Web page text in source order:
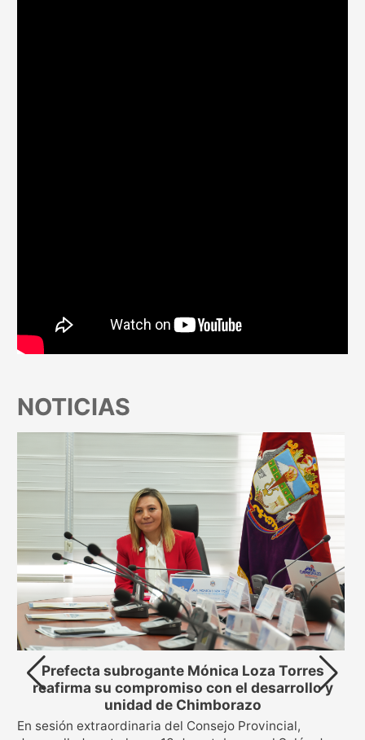
NOTICIAS
Prefecta subrogante Mónica Loza Torres
reafirma su compromiso con el desarrollo y
unidad de Chimborazo
En sesión extraordinaria del Consejo Provincial,